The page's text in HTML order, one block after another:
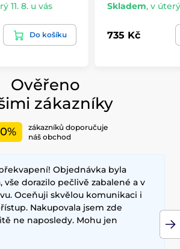
11. 8. u vás
Do košíku
Skladem, v úterý
735 Kč
Ověřeno
zákazníky
zákazníků doporučuje
náš obchod
Objednávka byla
vše dorazilo pečlivě zabalené a v
Oceňuji skvělou komunikaci i
Nakupovala jsem zde
ne naposledy. Mohu jen